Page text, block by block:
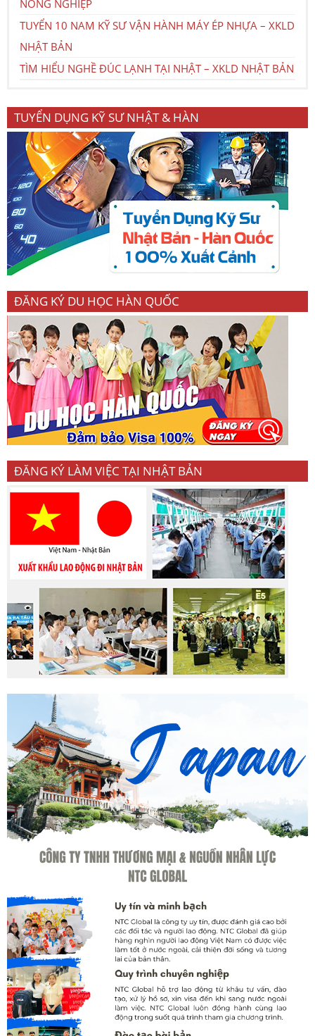
NÔNG NGHIỆP
TUYỂN 10 NAM KỸ SƯ VẬN HÀNH MÁY ÉP NHỰA – XKLD
NHẬT BẢN
TÌM HIỂU NGHỀ ĐÚC LẠNH TẠI NHẬT – XKLD NHẬT BẢN
TUYỂN DỤNG KỸ SƯ NHẬT & HÀN
ĐĂNG KÝ DU HỌC HÀN QUỐC
ĐĂNG KÝ LÀM VIỆC TẠI NHẬT BẢN